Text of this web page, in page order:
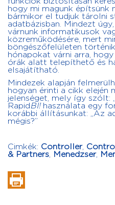
hogy mi magunk építsünk
bármikor el tudjuk tárolni
adatbázisban. Mindezt
várnunk informatikusok
közreműködésére, mert
böngészőfelületen
hónapokat várni arra,
órák alatt telepíthető és
elsajátítható.
Mindezek alapján
hogyan érinti a cikk elején
jelenséget, mely így szólt:
Rapid BI!használata egy
korábbi állításunkat: „Az
mégis?”
Cimkék: Controller,
& Partners, Menedzser,